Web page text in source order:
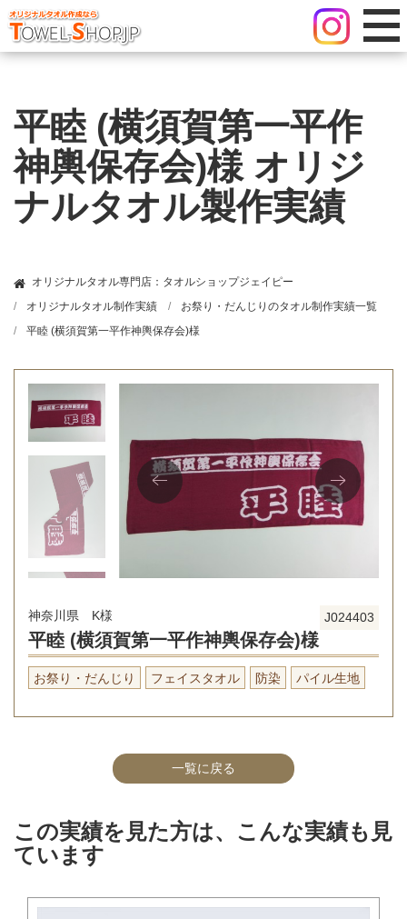
平睦 (横須賀第一平作
神輿保存会)様 オリジ
ナルタオル製作実績
オリジナルタオル専門店：タオルショップジェイピー
オリジナルタオル制作実績
お祭り・だんじりのタオル制作実績一覧
平睦 (横須賀第一平作神輿保存会)様
J024403
神奈川県 K様
平睦 (横須賀第一平作神輿保存会)様
お祭り・だんじり フェイスタオル 防染 パイル生地
一覧に戻る
この実績を見た方は、こんな実績も見
ています